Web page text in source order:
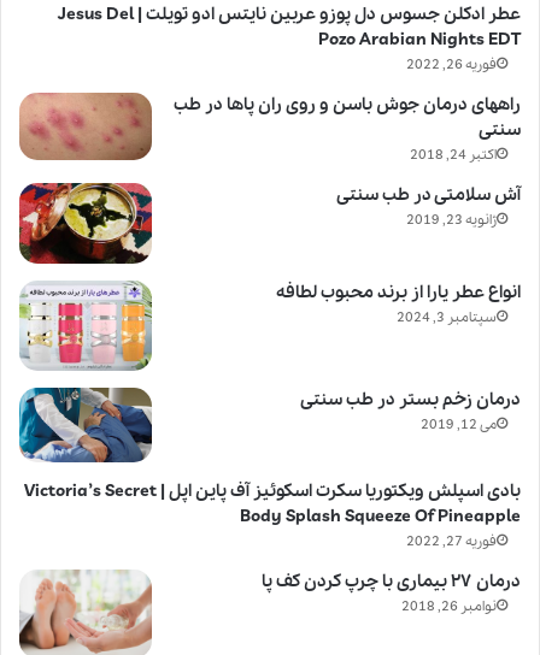
عطر ادکلن جسوس دل پوزو عربین نایتس ادو تویلت | Jesus Del
Pozo Arabian Nights EDT
فوریه 26, 2022
راههای درمان جوش باسن و روی ران پاها در طب
سنتی
اکتبر 24, 2018
آش سلامتی در طب سنتی
ژانویه 23, 2019
انواع عطر یارا از برند محبوب لطافه
سپتامبر 3, 2024
درمان زخم بستر در طب سنتی
می 12, 2019
بادی اسپلش ویکتوریا سکرت اسکوئیز آف پاین اپل | Victoria’s Secret
Body Splash Squeeze Of Pineapple
فوریه 27, 2022
درمان ۲۷ بیماری با چرپ کردن کف پا
نوامبر 26, 2018